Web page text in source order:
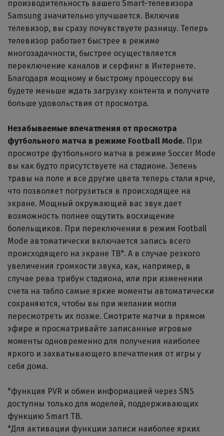
производительность вашего Smart-телевизора
Samsung значительно улучшается. Включив
телевизор, вы сразу почувствуете разницу. Теперь
телевизор работает быстрее в режиме
многозадачности, быстрее осуществляется
переключение каналов и серфинг в Интернете.
Благодаря мощному и быстрому процессору вы
будете меньше ждать загрузку контента и получите
больше удовольствия от просмотра.
Незабываемые впечатления от просмотра
футбольного матча в режиме Football Mode. При
просмотре футбольного матча в режиме Soccer Mode
вы как будто присутствуете на стадионе. Зелень
травы на поле и все другие цвета теперь стали ярче,
что позволяет погрузиться в происходящее на
экране. Мощный окружающий вас звук дает
возможность полнее ощутить восхищение
болельщиков. При переключении в режим Football
Mode автоматически включается запись всего
происходящего на экране ТВ*. А в случае резкого
увеличения громкости звука, как, например, в
случае рева трибун стадиона, или при изменении
счета на табло самые яркие моменты автоматически
сохраняются, чтобы вы при желании могли
пересмотреть их позже. Смотрите матчи в прямом
эфире и просматривайте записанные игровые
моменты одновременно для получения наиболее
яркого и захватывающего впечатления от игры у
себя дома.
*функция PVR и обмен информацией через SNS
доступны только для моделей, поддерживающих
функцию Smart ТВ.
*Для активации функции записи наиболее ярких